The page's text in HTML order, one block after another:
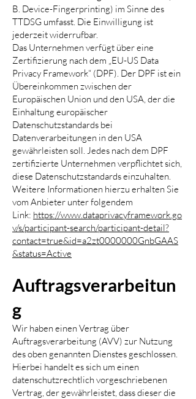
B. Device-Fingerprinting) im Sinne des
TTDSG umfasst. Die Einwilligung ist
jederzeit widerrufbar.
Das Unternehmen verfügt über eine
Zertifizierung nach dem „EU-US Data
Privacy Framework“ (DPF). Der DPF ist ein
Übereinkommen zwischen der
Europäischen Union und den USA, der die
Einhaltung europäischer
Datenschutzstandards bei
Datenverarbeitungen in den USA
gewährleisten soll. Jedes nach dem DPF
zertifizierte Unternehmen verpflichtet sich,
diese Datenschutzstandards einzuhalten.
Weitere Informationen hierzu erhalten Sie
vom Anbieter unter folgendem
Link: https://www.dataprivacyframework.go
v/s/participant-search/participant-detail?
contact=true&id=a2zt0000000GnbGAAS
&status=Active
Auftragsverarbeitun
g
Wir haben einen Vertrag über
Auftragsverarbeitung (AVV) zur Nutzung
des oben genannten Dienstes geschlossen.
Hierbei handelt es sich um einen
datenschutzrechtlich vorgeschriebenen
Vertrag, der gewährleistet, dass dieser die